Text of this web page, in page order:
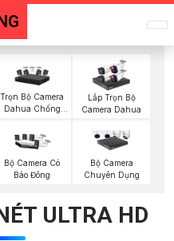
Trọn Bộ Camera
Dahua Chống
Lắp Trọn Bộ
Camera Dahua
Bộ Camera Có
Báo Đông
Bộ Camera
Chuyên Dụng
ULTRA HD